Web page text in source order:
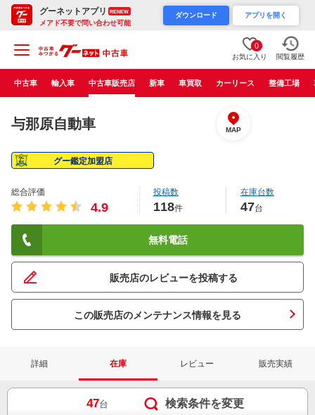
グーネットアプリ RENEW
メアド不要で問い合わせ可能
ダウンロード アプリを開く
0
お気に入り 閲覧履歴
中古車 輸入車 中古車販売店 新車 車買取 カーリース 整備工場
与那原自動車 MAP
グー鑑定加盟店
総合評価
4.9
投稿数
118件
在庫台数
47台
無料電話
販売店のレビューを投稿する
この販売店のメンテナンス情報を見る
詳細 在庫 レビュー 販売実績
47台 検索条件を変更